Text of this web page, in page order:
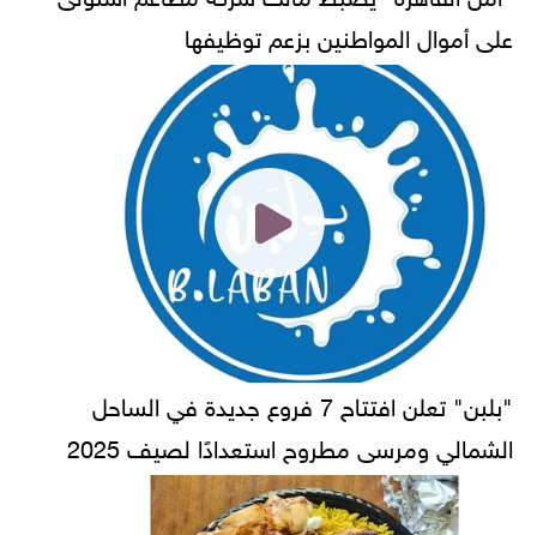
على أموال المواطنين بزعم توظيفها
"بلبن" تعلن افتتاح 7 فروع جديدة في الساحل
الشمالي ومرسى مطروح استعدادًا لصيف 2025